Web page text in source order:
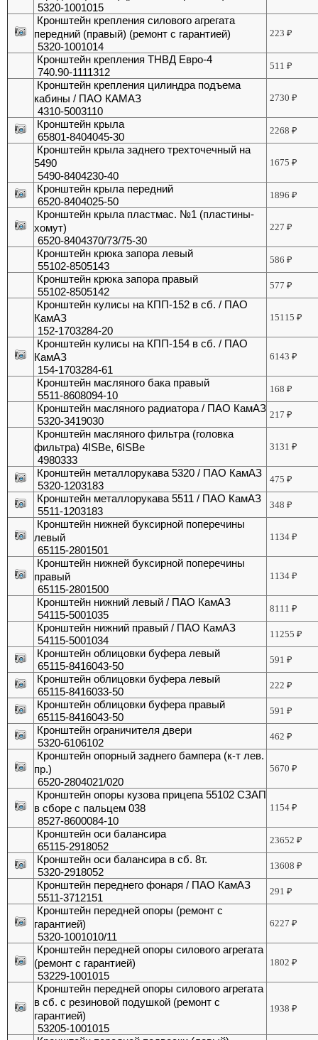
5320-1001015
Кронштейн крепления силового агрегата
передний (правый) (ремонт с гарантией)
5320-1001014
223₽
Кронштейн крепления ТНВД Евро-4
740.90-1111312
511₽
Кронштейн крепления цилиндра подъема
кабины / ПАО КАМАЗ
4310-5003110
2730₽
Кронштейн крыла
65801-8404045-30
2268₽
Кронштейн крыла заднего трехточечный на
5490
5490-8404230-40
1675₽
Кронштейн крыла передний
6520-8404025-50
1896₽
Кронштейн крыла пластмас. №1 (пластины-
хомут)
6520-8404370/73/75-30
227₽
Кронштейн крюка запора левый
55102-8505143
586₽
Кронштейн крюка запора правый
55102-8505142
577₽
Кронштейн кулисы на КПП-152 в сб. / ПАО
КамАЗ
152-1703284-20
15115₽
Кронштейн кулисы на КПП-154 в сб. / ПАО
КамАЗ
154-1703284-61
6143₽
Кронштейн масляного бака правый
5511-8608094-10
168₽
Кронштейн масляного радиатора / ПАО КамАЗ
5320-3419030
217₽
Кронштейн масляного фильтра (головка
фильтра) 4ISBе, 6ISBe
4980333
3131₽
Кронштейн металлорукава 5320 / ПАО КамАЗ
5320-1203183
475₽
Кронштейн металлорукава 5511 / ПАО КамАЗ
5511-1203183
348₽
Кронштейн нижней буксирной поперечины
левый
65115-2801501
1134₽
Кронштейн нижней буксирной поперечины
правый
65115-2801500
1134₽
Кронштейн нижний левый / ПАО КамАЗ
54115-5001035
8111₽
Кронштейн нижний правый / ПАО КамАЗ
54115-5001034
11255₽
Кронштейн облицовки буфера левый
65115-8416043-50
591₽
Кронштейн облицовки буфера левый
65115-8416033-50
222₽
Кронштейн облицовки буфера правый
65115-8416043-50
591₽
Кронштейн ограничителя двери
5320-6106102
462₽
Кронштейн опорный заднего бампера (к-т лев.
пр.)
6520-2804021/020
5670₽
Кронштейн опоры кузова прицепа 55102 СЗАП
в сборе с пальцем 038
8527-8600084-10
1154₽
Кронштейн оси балансира
65115-2918052
23652₽
Кронштейн оси балансира в сб. 8т.
5320-2918052
13608₽
Кронштейн переднего фонаря / ПАО КамАЗ
5511-3712151
291₽
Кронштейн передней опоры (ремонт с
гарантией)
5320-1001010/11
6227₽
Кронштейн передней опоры силового агрегата
(ремонт с гарантией)
53229-1001015
1802₽
Кронштейн передней опоры силового агрегата
в сб. с резиновой подушкой (ремонт с
гарантией)
53205-1001015
1938₽